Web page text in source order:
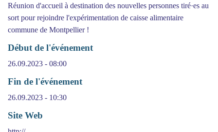
Réunion d'accueil à destination des nouvelles personnes tiré·es au
sort pour rejoindre l'expérimentation de caisse alimentaire
commune de Montpellier !
Début de l'événement
26.09.2023 - 08:00
Fin de l'événement
26.09.2023 - 10:30
Site Web